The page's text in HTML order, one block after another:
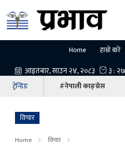
Home हाम्रो बारे
ट्रेन्डिङ #नेपाली काङ्ग्रेस
विचार
Home
विचार